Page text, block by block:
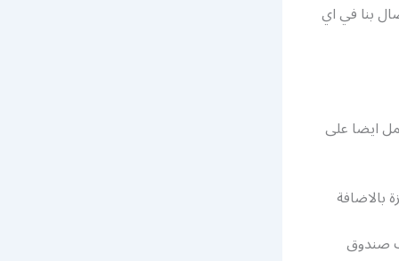
بنا في اي
ايضا على
بالاضافة
صندوق